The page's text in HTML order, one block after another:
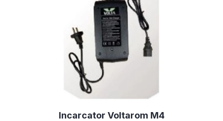
Incarcator Voltarom M4